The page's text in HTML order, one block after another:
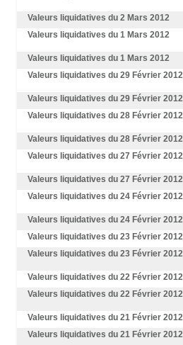
Valeurs liquidatives du 2 Mars 2012
Valeurs liquidatives du 1 Mars 2012
Valeurs liquidatives du 1 Mars 2012
Valeurs liquidatives du 29 Février 2012
Valeurs liquidatives du 29 Février 2012
Valeurs liquidatives du 28 Février 2012
Valeurs liquidatives du 28 Février 2012
Valeurs liquidatives du 27 Février 2012
Valeurs liquidatives du 27 Février 2012
Valeurs liquidatives du 24 Février 2012
Valeurs liquidatives du 24 Février 2012
Valeurs liquidatives du 23 Février 2012
Valeurs liquidatives du 23 Février 2012
Valeurs liquidatives du 22 Février 2012
Valeurs liquidatives du 22 Février 2012
Valeurs liquidatives du 21 Février 2012
Valeurs liquidatives du 21 Février 2012